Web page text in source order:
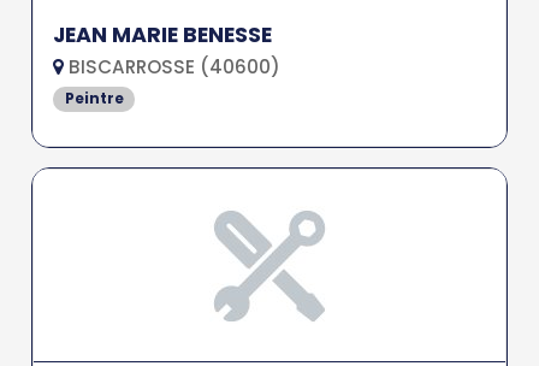
JEAN MARIE BENESSE
BISCARROSSE (40600)
Peintre